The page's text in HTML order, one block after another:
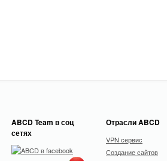
ABCD Team в соц
сетях
Отрасли ABCD
VPN сервис
Создание сайтов